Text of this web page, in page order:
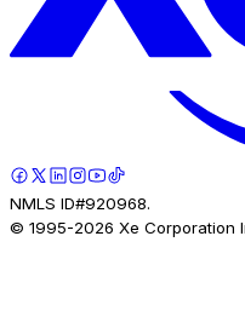
NMLS ID#920968.
© 1995-2026 Xe Corporation